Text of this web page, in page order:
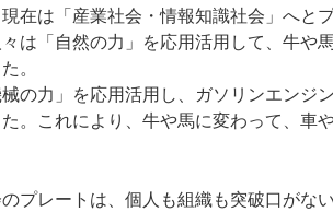
在は「産業社会・情報知識社会」へと
は「自然の力」を応用活用して、牛や
。
械の力」を応用活用し、ガソリンエンジ
。これにより、牛や馬に変わって、車
プレートは、個人も組織も突破口がな